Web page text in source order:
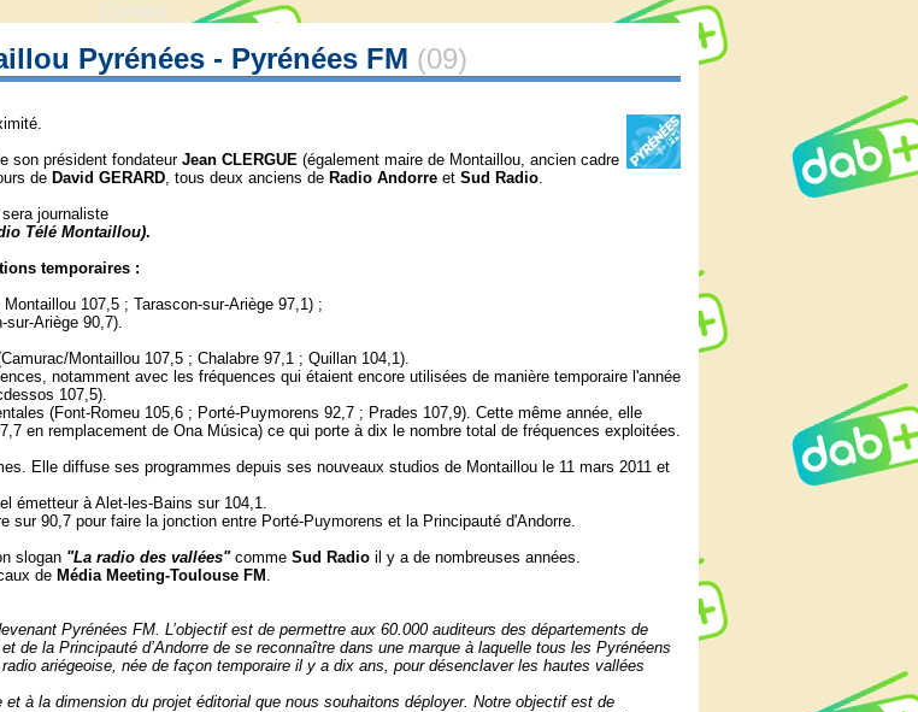
Contact
Pyrénées - Pyrénées FM (09)
son président fondateurJean CLERGUE (également maire de Montaillou, ancien cadre
de David GERARD, tous deux anciens de Radio Andorre et Sud Radio.
journaliste
Télé Montaillou).
temporaires :
107,5 ; Tarascon-sur-Ariège 97,1) ;
sur-Ariège 90,7).
Montaillou 107,5 ; Chalabre 97,1 ; Quillan 104,1).
notamment avec les fréquences qui étaient encore utilisées de manière temporaire l'année
107,5).
(Font-Romeu 105,6 ; Porté-Puymorens 92,7 ; Prades 107,9). Cette même année, elle
en remplacement de Ona Música) ce qui porte à dix le nombre total de fréquences exploitées.
Elle diffuse ses programmes depuis ses nouveaux studios de Montaillou le 11 mars 2011 et
émetteur à Alet-les-Bains sur 104,1.
sur 90,7 pour faire la jonction entre Porté-Puymorens et la Principauté d'Andorre.
slogan "La radio des vallées"comme Sud Radio il y a de nombreuses années.
de Média Meeting-Toulouse FM .
Pyrénées FM. L’objectif est de permettre aux 60.000 auditeurs des départements de
de la Principauté d’Andorre de se reconnaître dans une marque à laquelle tous les Pyrénéens
ariégeoise, née de façon temporaire il y a dix ans, pour désenclaver les hautes vallées
à la dimension du projet éditorial que nous souhaitons déployer. Notre objectif est de